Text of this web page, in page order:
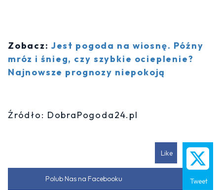
Zobacz: Jest pogoda na wiosnę. Późny
mróz i śnieg, czy szybkie ocieplenie?
Najnowsze prognozy niepokoją
Źródło: DobraPogoda24.pl
Like
Tweet
Polub Nas na Facebooku